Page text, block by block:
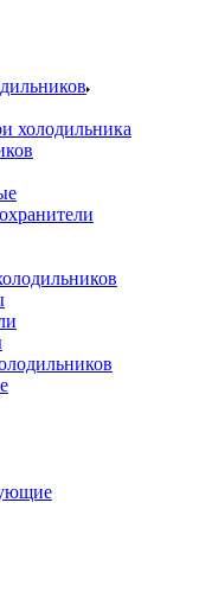
холодильника